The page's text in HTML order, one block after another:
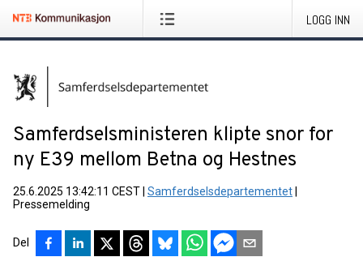
LOGG INN
Samferdselsministeren klipte snor for
ny E39 mellom Betna og Hestnes
25.6.2025 13:42:11 CEST Samferdselsdepartementet
Pressemelding
Del